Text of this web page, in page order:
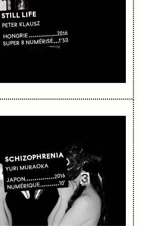
STILL LIFE
PETER KLAUSZ
HONGRIE 2016
SUPER 8 NUMÉRISÉ 1'30
SCHIZOPHRENIA
YURI MURAOKA
JAPON 2016
NUMÉRIQUE 10'